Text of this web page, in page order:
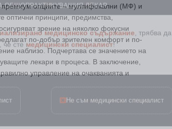
опциите – мултифокални (МФ) и
оптични принципи, предимства,
зрение на няколко фокусни
по-добър зрителен комфорт и по-
наблизо. Подчертава се значението на
лекари в процеса. В заключение,
управление на очакванията и
медицинско съдържание, трябва да
че стемедицински специалист!